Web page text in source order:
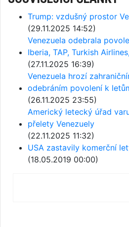
Trump: vzdušný prostor
(29.11.2025 14:52)
Venezuela odebrala
Iberia, TAP, Turkish
(27.11.2025 16:39)
Venezuela hrozí
odebráním povolení k
(26.11.2025 23:55)
Americký letecký úřad
přelety Venezuely
(22.11.2025 11:32)
USA zastavily komerční
(18.05.2019 00:00)